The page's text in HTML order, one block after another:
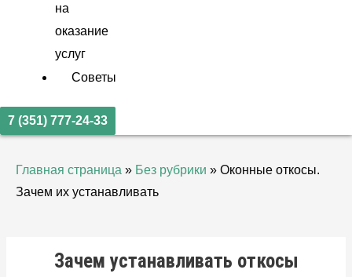
на
оказание
услуг
Советы
7 (351) 777-24-33
Главная страница » Без рубрики » Оконные откосы.
Зачем их устанавливать
Зачем устанавливать откосы